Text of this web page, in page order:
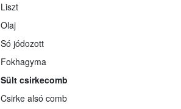
Liszt
Olaj
Só jódozott
Fokhagyma
Sült csirkecomb
Csirke alsó comb